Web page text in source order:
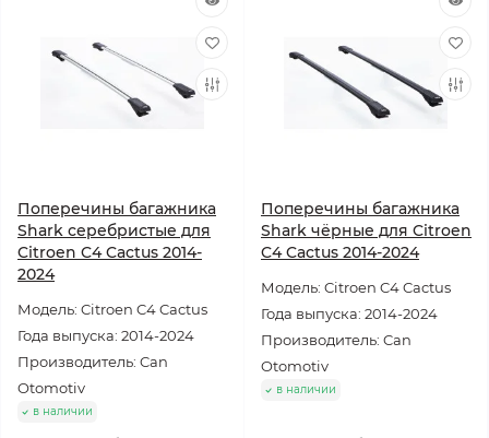
Поперечины багажника
Shark серебристые для
Citroen C4 Cactus 2014-
2024
Модель: Citroen C4 Cactus
Года выпуска: 2014-2024
Производитель: Can
Otomotiv
в наличии
Поперечины багажника
Shark чёрные для Citroen
C4 Cactus 2014-2024
Модель: Citroen C4 Cactus
Года выпуска: 2014-2024
Производитель: Can
Otomotiv
в наличии